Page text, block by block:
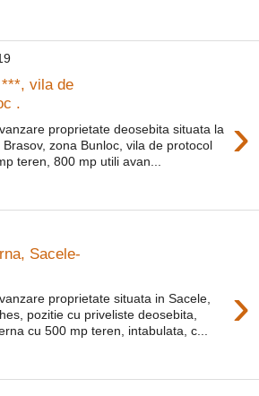
vila de
.
›
proprietate deosebita situata la
Brasov, zona Bunloc, vila de protocol
teren, 800 mp utili avan...
Sacele-
›
proprietate situata in Sacele,
pozitie cu priveliste deosebita,
cu 500 mp teren, intabulata, c...